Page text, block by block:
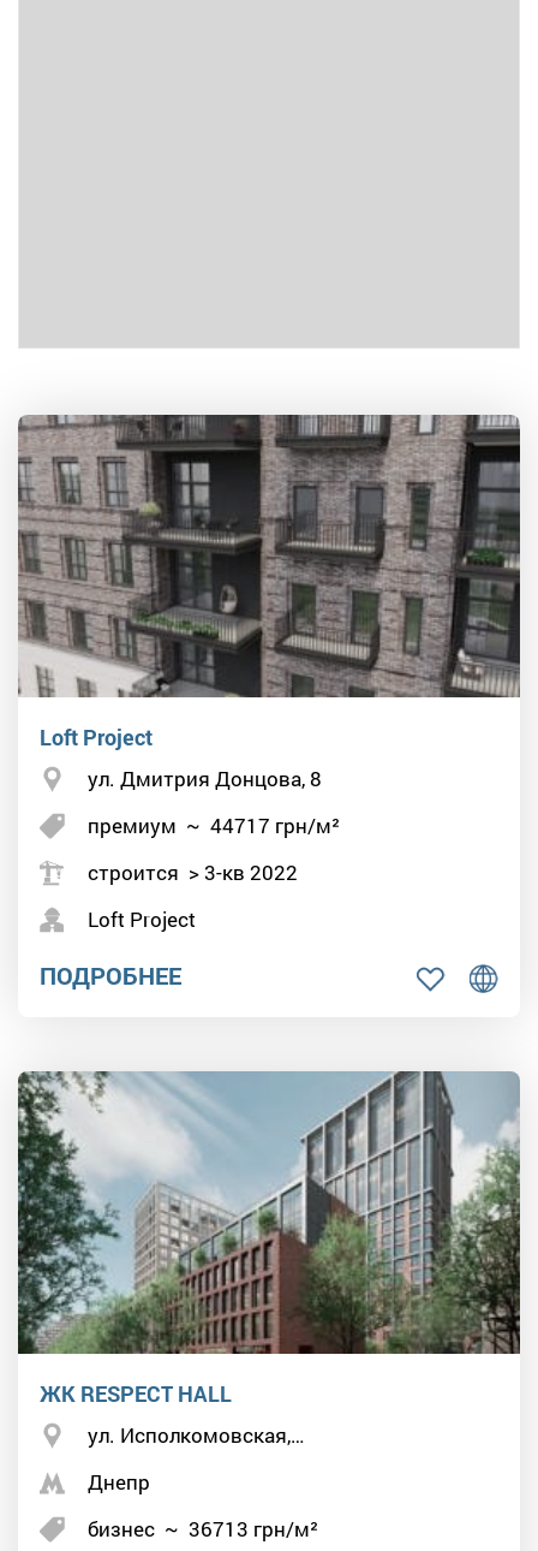
Loft Project
ул. Дмитрия Донцова, 8
премиум ~ 44717 грн/м²
строится > 3-кв 2022
Loft Project
ПОДРОБНЕЕ
ЖК RESPECT HALL
ул. Исполкомовская,…
Днепр
бизнес ~ 36713 грн/м²